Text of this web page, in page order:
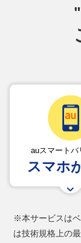
auスマートバ
スマホ
※本サービスは
は技術規格上の